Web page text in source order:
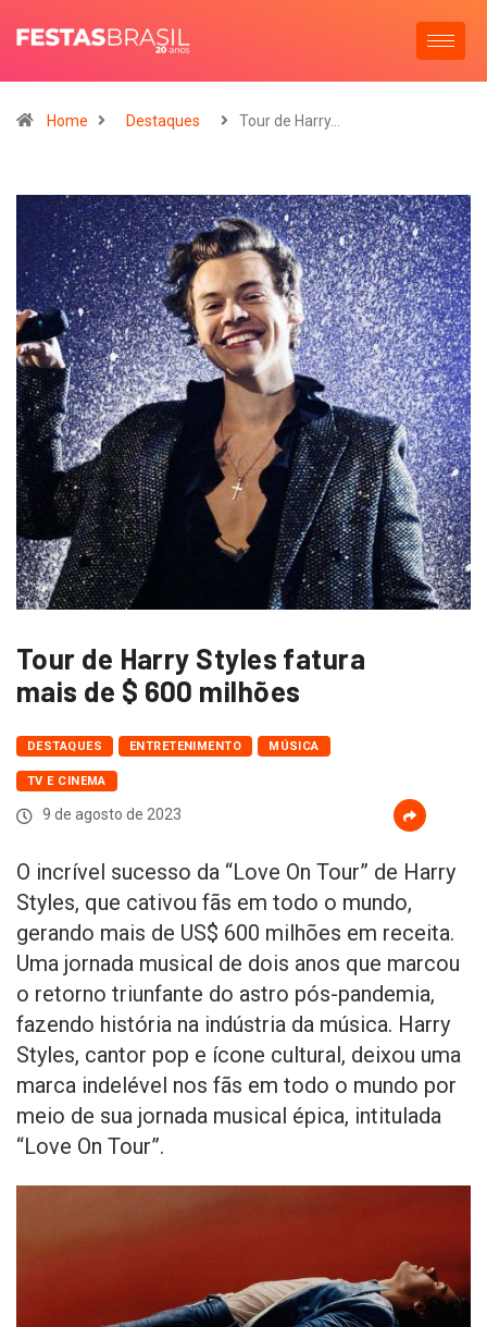
Home Destaques Tour de Harry…
Tour de Harry Styles fatura
mais de $ 600 milhões
DESTAQUES ENTRETENIMENTO MÚSICA
TV E CINEMA
9 de agosto de 2023
O incrível sucesso da “Love On Tour” de Harry
Styles, que cativou fãs em todo o mundo,
gerando mais de US$ 600 milhões em receita.
Uma jornada musical de dois anos que marcou
o retorno triunfante do astro pós-pandemia,
fazendo história na indústria da música. Harry
Styles, cantor pop e ícone cultural, deixou uma
marca indelével nos fãs em todo o mundo por
meio de sua jornada musical épica, intitulada
“Love On Tour”.